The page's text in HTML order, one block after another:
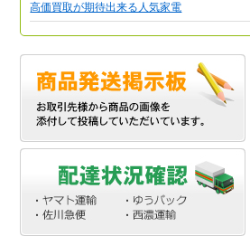
高価買取が期待出来る人気家電